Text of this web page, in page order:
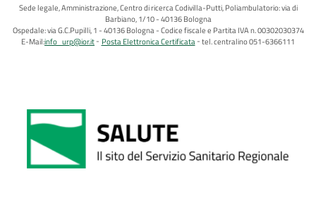
Sede legale, Amministrazione, Centro di ricerca Codivilla-Putti, Poliambulatorio: via di
Barbiano, 1/10 - 40136 Bologna
Ospedale: via G.C.Pupilli, 1 - 40136 Bologna - Codice fiscale e Partita IVA n. 00302030374
E-Mail:info_urp@ior.it Posta Elettronica Certificata tel. centralino 051-6366111